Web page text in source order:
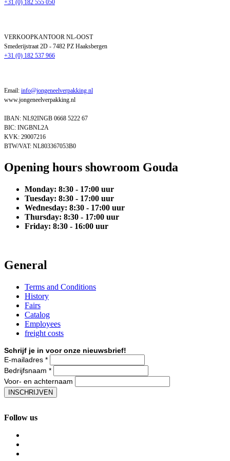
+31 (0) 182 555 050
VERKOOPKANTOOR NL-OOST
Smederijstraat 2D - 7482 PZ Haaksbergen
+31 (0) 182 537 966
Email: info@jongeneelverpakking.nl
www.jongeneelverpakking.nl
IBAN: NL92INGB 0668 5222 67
BIC: INGBNL2A
KVK: 29007216
BTW/VAT: NL803367053B0
Opening hours showroom Gouda
Monday: 8:30 - 17:00 uur
Tuesday: 8:30 - 17:00 uur
Wednesday: 8:30 - 17:00 uur
Thursday: 8:30 - 17:00 uur
Friday: 8:30 - 16:00 uur
General
Terms and Conditions
History
Fairs
Catalog
Employees
freight costs
Schrijf je in voor onze nieuwsbrief!
E-mailadres *
Bedrijfsnaam *
Voor- en achternaam
Follow us